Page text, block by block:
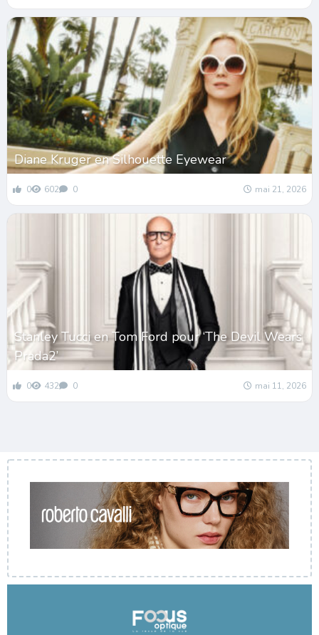
Diane Kruger en Silhouette Eyewear
0 602 0 mai 21, 2026
Stanley Tucci en Tom Ford pour ‘The Devil Wears
Prada2’
0 432 0 mai 11, 2026